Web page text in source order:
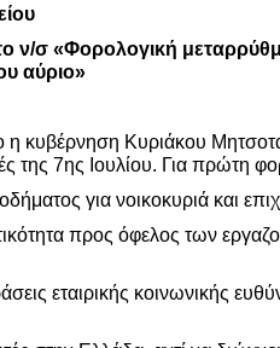
ν/σ «Φορολογική
αύριο»
η κυβέρνηση Κυριάκου
της 7ης Ιουλίου. Για πρώτη
για νοικοκυριά και
προς όφελος των
εταιρικής κοινωνικής